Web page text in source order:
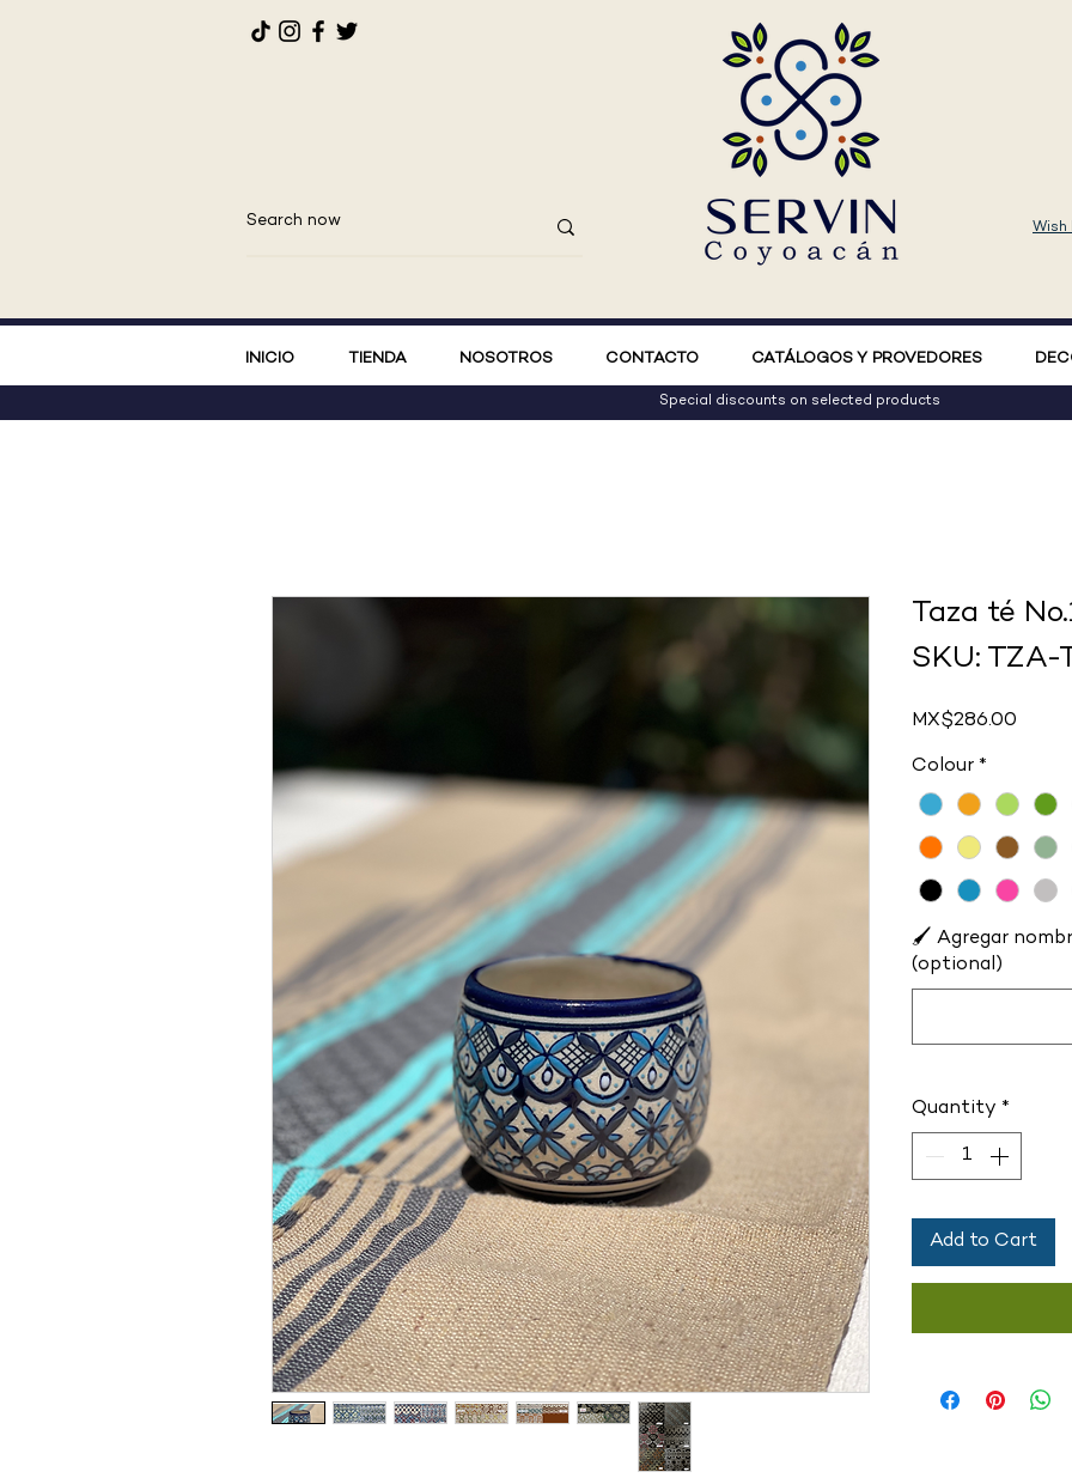
Wish
INICIO TIENDA NOSOTROS CONTACTO CATÁLOGOS Y PROVEDORES
Special discounts on selected products
Taza té
SKU: TZA-
MX$286.00
Colour *
🖌️ Agregar
(optional)
Quantity *
Add to Cart